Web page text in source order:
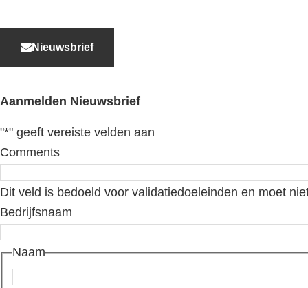
Nieuwsbrief
Aanmelden Nieuwsbrief
"*" geeft vereiste velden aan
Comments
Dit veld is bedoeld voor validatiedoeleinden en moet
Bedrijfsnaam
Naam